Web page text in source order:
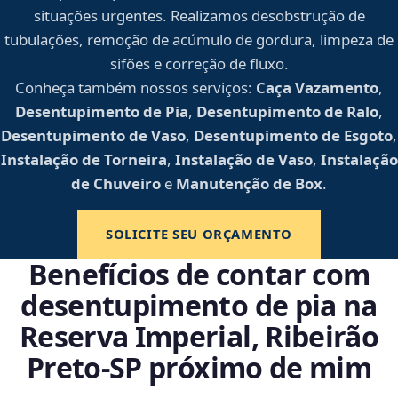
situações urgentes. Realizamos desobstrução de
tubulações, remoção de acúmulo de gordura, limpeza de
sifões e correção de fluxo.
Conheça também nossos serviços: Caça Vazamento,
Desentupimento de Pia, Desentupimento de Ralo,
Desentupimento de Vaso, Desentupimento de Esgoto,
Instalação de Torneira, Instalação de Vaso, Instalação
de Chuveiro e Manutenção de Box.
SOLICITE SEU ORÇAMENTO
Benefícios de contar com
desentupimento de pia na
Reserva Imperial, Ribeirão
Preto‑SP próximo de mim